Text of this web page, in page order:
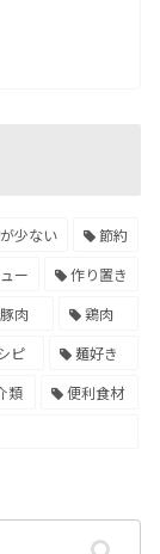
少ない
節約
ー
作り置き
肉
鶏肉
ピ
麺好き
類
便利食材